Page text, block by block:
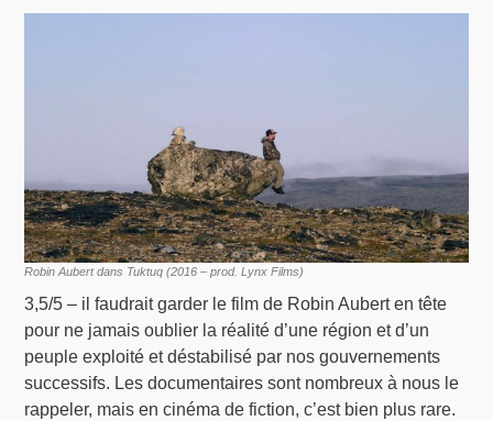
Robin Aubert dans Tuktuq (2016 – prod. Lynx Films)
3,5/5 – il faudrait garder le film de Robin Aubert en tête
pour ne jamais oublier la réalité d’une région et d’un
peuple exploité et déstabilisé par nos gouvernements
successifs. Les documentaires sont nombreux à nous le
rappeler, mais en cinéma de fiction, c’est bien plus rare.